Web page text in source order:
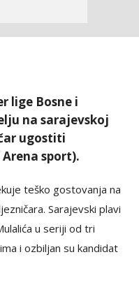
lige Bosne i
na sarajevskoj
ugostiti
sport).
teško gostovanja na
Sarajevski plavi
u seriji od tri
i ozbiljan su kandidat